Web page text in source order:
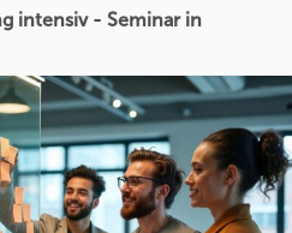
intensiv - Seminar in